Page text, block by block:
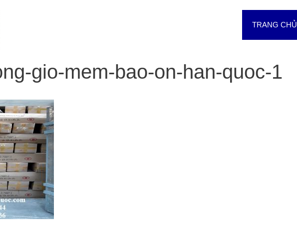
TRANG CHỦ
gio-mem-bao-on-han-quoc-1